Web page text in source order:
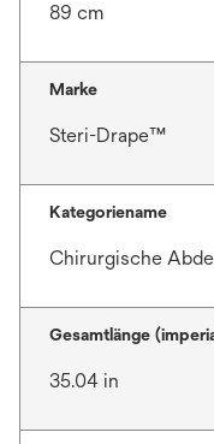
89 cm
Marke
Steri-Drape™
Kategoriename
Chirurgische
Gesamtlänge
35.04 in